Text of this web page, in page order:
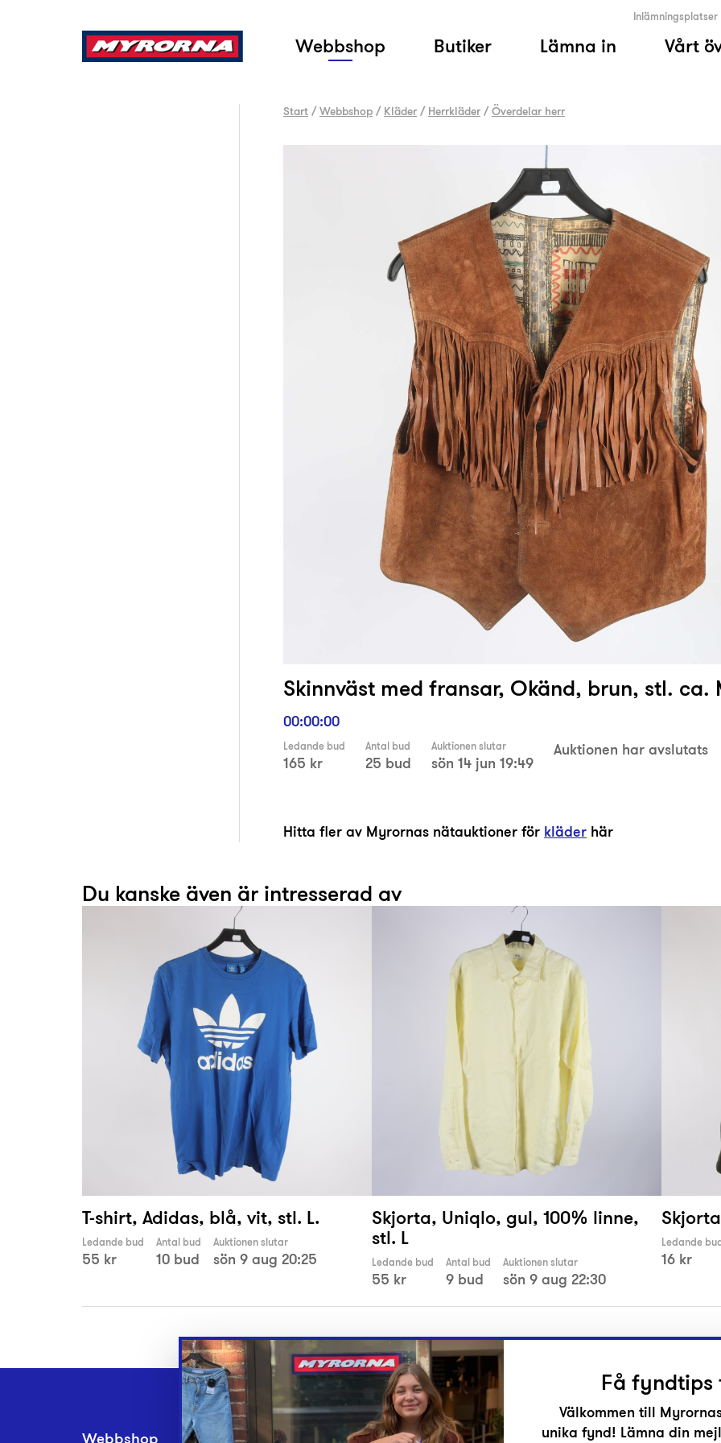
Webbshop Butiker Lämna in Vårt
Inlämningsplatser
Start /Webbshop / Kläder / Herrkläder /Överdelar herr
Skinnväst med fransar, Okänd, brun, stl. ca.
00:00:00
Ledande bud
165 kr
Antal bud
25 bud
Auktionen slutar
sön 14 jun 19:49
Auktionen har avslutats
Hitta fler av Myrornas nätauktioner för kläder här
Du kanske även är intresserad av
T-shirt, Adidas, blå, vit, stl. L.
Ledande bud
55 kr
Antal bud
10 bud
Auktionen slutar
sön 9 aug 20:25
Skjorta, Uniqlo, gul, 100% linne,
stl. L
Ledande bud
55 kr
Antal bud
9 bud
Auktionen slutar
sön 9 aug 22:30
Ledande
16 kr
Få fyndtips
Välkommen till
unika fynd! Lämna din